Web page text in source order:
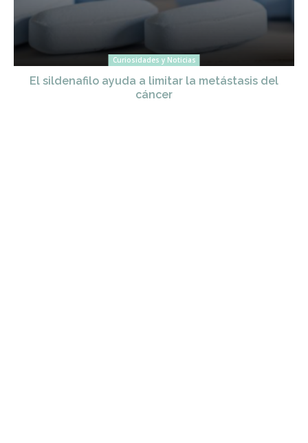
Curiosidades y Noticias
El sildenafilo ayuda a limitar la metástasis del
cáncer